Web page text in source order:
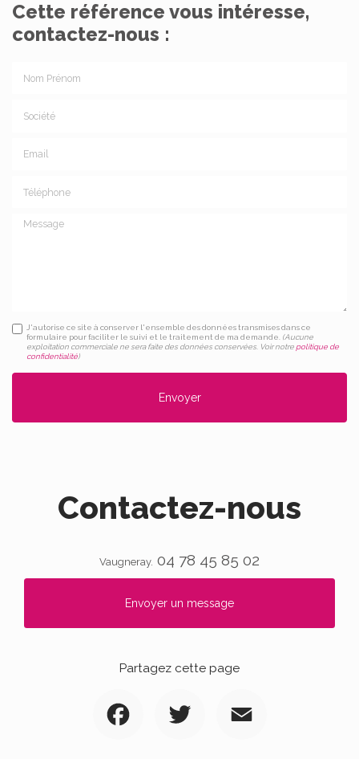
Cette référence vous intéresse,
contactez-nous :
Message
J'autorise ce site à conserver l'ensemble des données transmises dans ce
formulaire pour faciliter le suivi et le traitement de ma demande. (Aucune
exploitation commerciale ne sera faite des données conservées. Voir notre politique de
confidentialité)
Contactez-nous
Vaugneray. 04 78 45 85 02
Envoyer un message
Partagez cette page